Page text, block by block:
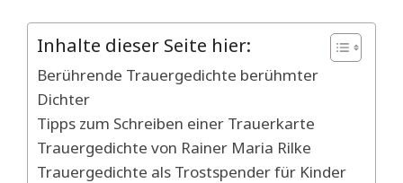
Inhalte dieser Seite hier:
Berührende Trauergedichte berühmter
Dichter
Tipps zum Schreiben einer Trauerkarte
Trauergedichte von Rainer Maria Rilke
Trauergedichte als Trostspender für Kinder